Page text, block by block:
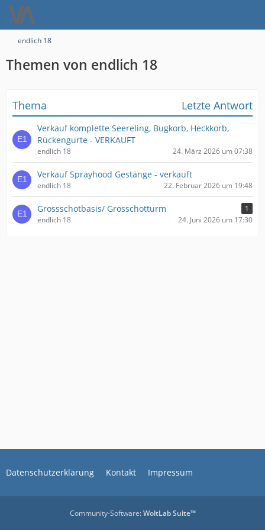
endlich 18
Themen von endlich 18
Thema Letzte Antwort
Verkauf komplette Seereling, Bugkorb, Heckkorb,
Rückengurte - VERKAUFT
endlich 18 24. März 2026 um 07:38
Verkauf Sprayhood Gestänge - verkauft
endlich 18 22. Februar 2026 um 19:48
Grossschotbasis/ Grosschotturm
1
endlich 18
24. Juni 2026 um 17:30
Datenschutzerklärung Kontakt Impressum
Community-Software:WoltLab Suite™